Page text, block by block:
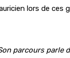
lors de ces
parcours